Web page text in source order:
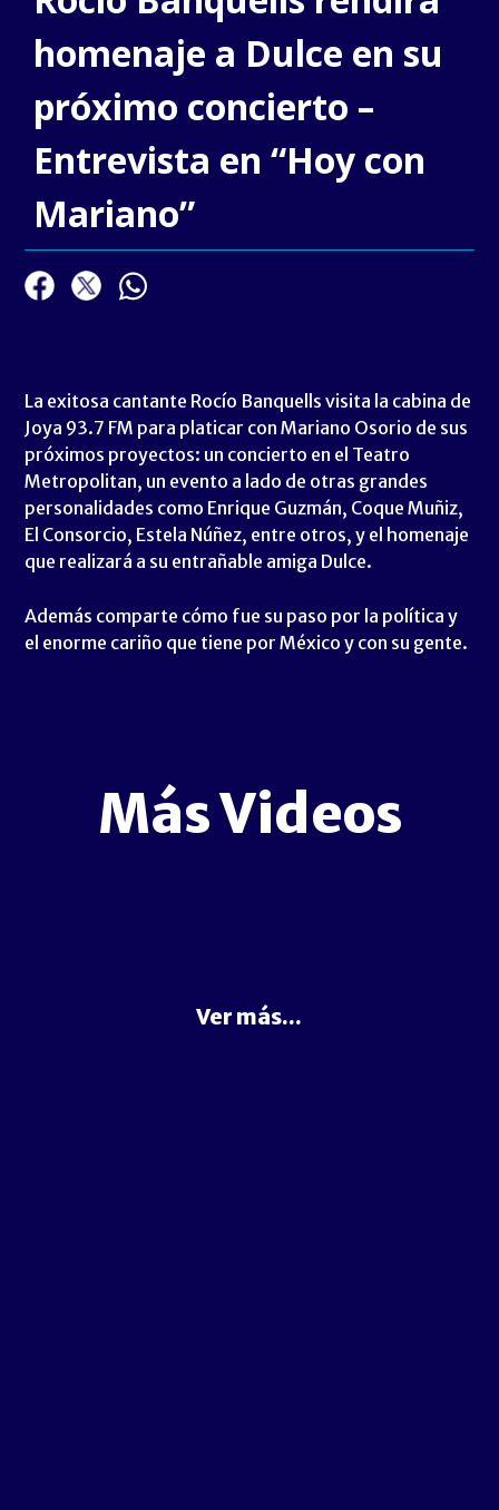
homenaje a Dulce en su
próximo concierto –
Entrevista en “Hoy con
Mariano”
La exitosa cantante Rocío Banquells visita la cabina de
Joya 93.7 FM para platicar con Mariano Osorio de sus
próximos proyectos: un concierto en el Teatro
Metropolitan, un evento a lado de otras grandes
personalidades como Enrique Guzmán, Coque Muñiz,
El Consorcio, Estela Núñez, entre otros, y el homenaje
que realizará a su entrañable amiga Dulce.
Además comparte cómo fue su paso por la política y
el enorme cariño que tiene por México y con su gente.
Más Videos
Ver más...